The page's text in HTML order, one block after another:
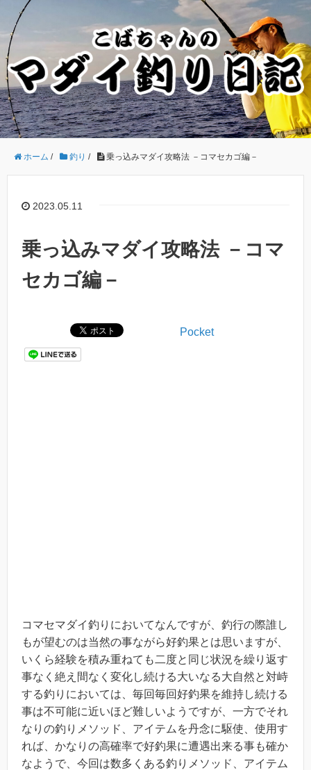
ホーム / 釣り / 乗っ込みマダイ攻略法 －コマセカゴ編－
2023.05.11
乗っ込みマダイ攻略法 －コマ
セカゴ編－
Pocket
コマセマダイ釣りにおいてなんですが、釣行の際誰し
もが望むのは当然の事ながら好釣果とは思いますが、
いくら経験を積み重ねても二度と同じ状況を繰り返す
事なく絶え間なく変化し続ける大いなる大自然と対峙
する釣りにおいては、毎回毎回好釣果を維持し続ける
事は不可能に近いほど難しいようですが、一方でそれ
なりの釣りメソッド、アイテムを丹念に駆使、使用す
れば、かなりの高確率で好釣果に遭遇出来る事も確か
なようで、今回は数多くある釣りメソッド、アイテム